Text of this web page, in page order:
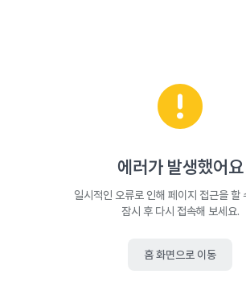
에러가 발생했어요
일시적인 오류로 인해 페이지 접근을 할
잠시 후 다시 접속해 보세요.
홈 화면으로 이동